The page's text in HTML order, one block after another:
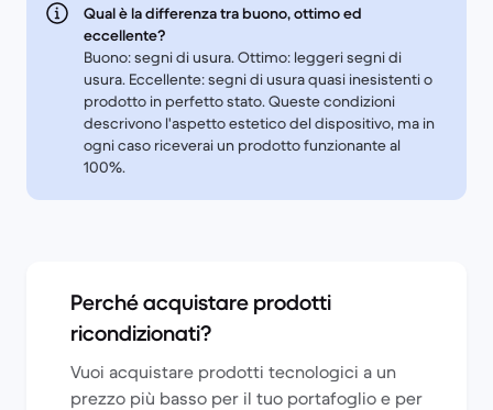
Qual è la differenza tra buono, ottimo ed
eccellente?
Buono: segni di usura. Ottimo: leggeri segni di
usura. Eccellente: segni di usura quasi inesistenti o
prodotto in perfetto stato. Queste condizioni
descrivono l'aspetto estetico del dispositivo, ma in
ogni caso riceverai un prodotto funzionante al
100%.
Perché acquistare prodotti
ricondizionati?
Vuoi acquistare prodotti tecnologici a un
prezzo più basso per il tuo portafoglio e per